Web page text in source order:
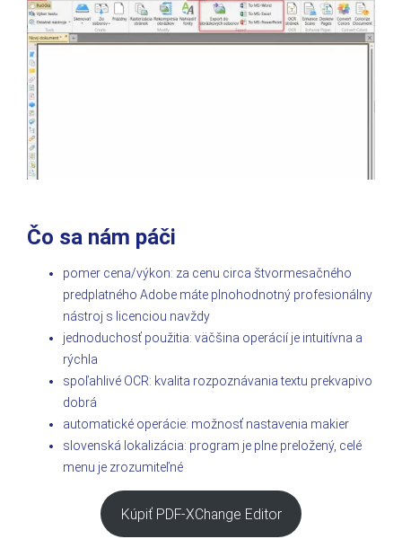
Čo sa nám páči
pomer cena/výkon: za cenu circa štvormesačného
predplatného Adobe máte plnohodnotný profesionálny
nástroj s licenciou navždy
jednoduchosť použitia: väčšina operácií je intuitívna a
rýchla
spoľahlivé OCR: kvalita rozpoznávania textu prekvapivo
dobrá
automatické operácie: možnosť nastavenia makier
slovenská lokalizácia: program je plne preložený, celé
menu je zrozumiteľné
Kúpiť PDF-XChange Editor